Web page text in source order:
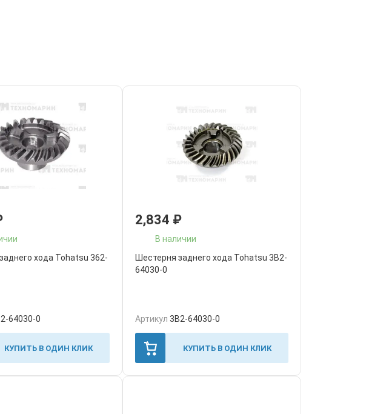
хода Tohatsu 362-
64030-0
КУПИТЬ В ОДИН КЛИК
2,834 ₽
В наличии
Шестерня заднего хода Tohatsu 3B2-
64030-0
Артикул 3B2-64030-0
КУПИТЬ В ОДИН КЛИК